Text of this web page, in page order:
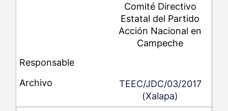
Comité Directivo
Estatal del Partido
Acción Nacional en
Campeche
TEEC/JDC/03/2017
(Xalapa)